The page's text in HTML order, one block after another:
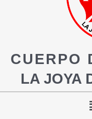
CUERPO
LA JOYA